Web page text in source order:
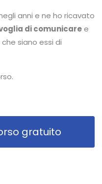
anni e ne ho ricavato
di comunicaree
siano essi di
gratuito